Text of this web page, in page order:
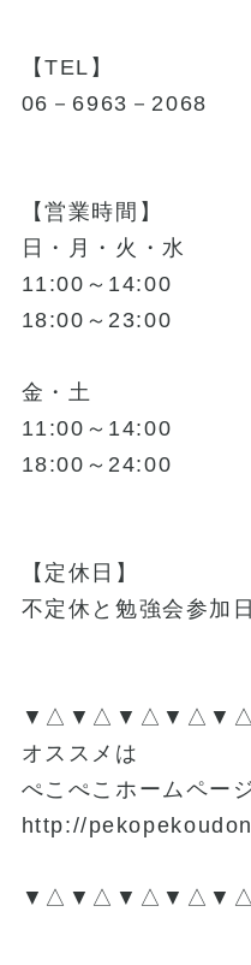
【TEL】
06－6963－2068
【営業時間】
日・月・火・水
11:00～14:00
18:00～23:00
金・土
11:00～14:00
18:00～24:00
【定休日】
不定休と勉強会参加日
オススメは
ぺこぺこホームペー
http://